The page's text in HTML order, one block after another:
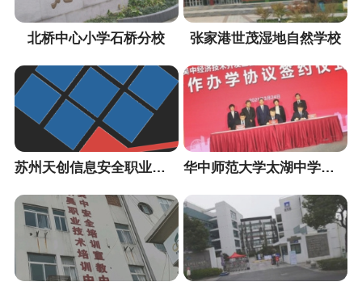
北桥中心小学石桥分校 张家港世茂湿地自然学校
苏州天创信息安全职业培训中心 华中师范大学太湖中学（暂定名）